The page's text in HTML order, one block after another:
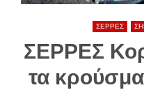
ΣΕΡΡΕΣ
ΣΕΡΡΕΣ
τα